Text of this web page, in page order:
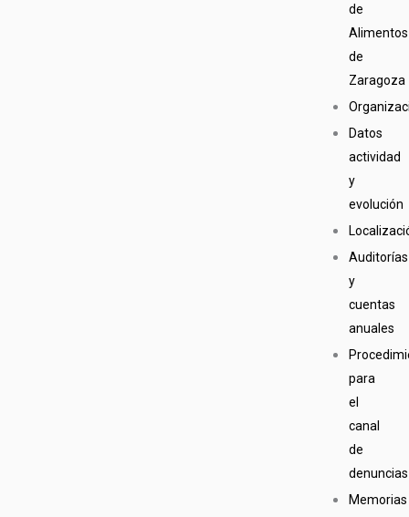
de
Alimentos
de
Zaragoza
Datos
actividad
y
evolución
Auditorías
y
cuentas
anuales
para
el
canal
de
denuncias
Memorias